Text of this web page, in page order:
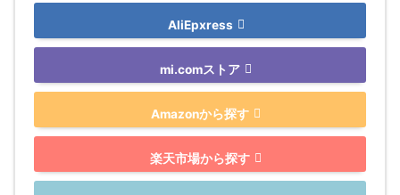
AliEpxress
mi.comストア
Amazonから探す
楽天市場から探す